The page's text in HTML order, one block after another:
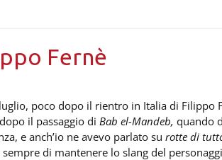
Fernè
poco dopo il rientro in Italia di Filippo
il passaggio di Bab el-Mandeb, quando
e anch’io ne avevo parlato su rotte di
di mantenere lo slang del